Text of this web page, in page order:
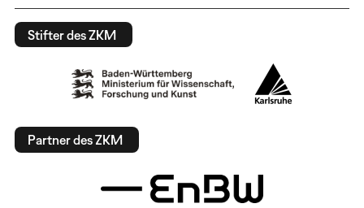
Stifter des ZKM
Partner des ZKM